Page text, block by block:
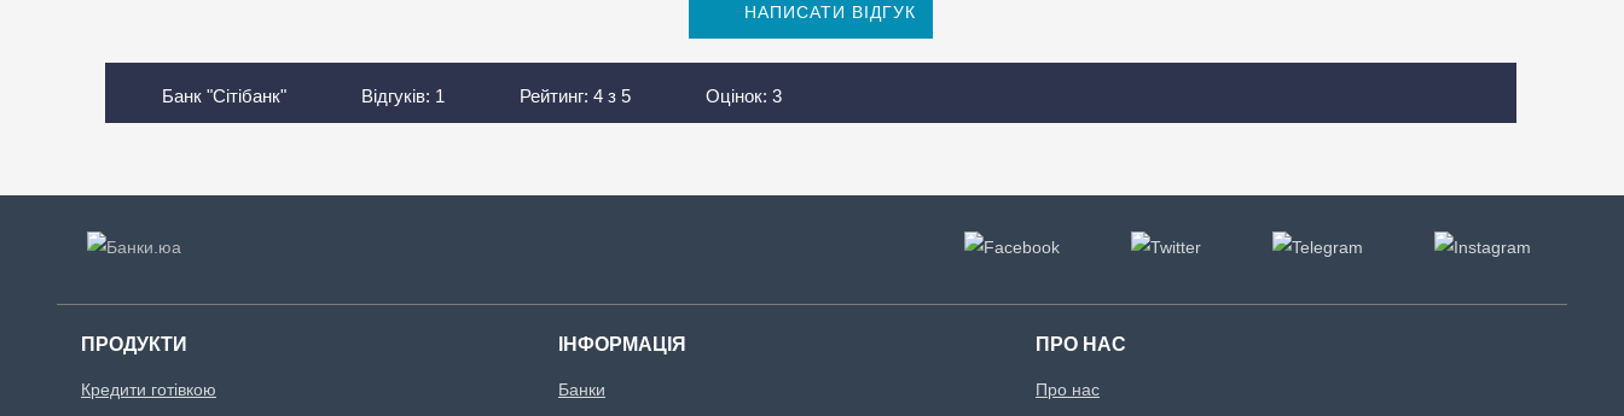
НАПИСАТИ ВІДГУК
Банк "Сітібанк" Відгуків: 1 Рейтинг: 4 з 5 Оцінок: 3
ПРОДУКТИ
Кредити готівкою
ІНФОРМАЦІЯ
Банки
ПРО НАС
Про нас